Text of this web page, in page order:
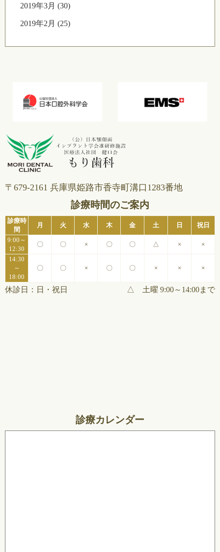
2019年3月 (30)
2019年2月 (25)
〒679-2161 兵庫県姫路市⾹寺町溝⼝1283番地
診療時間のご案内
診療時
間
月 火 水 木 金 土 日
祝日
9:00～
12:30
〇 〇 × 〇 〇 △ ×
×
14:30
～
18:00
〇 〇 × 〇 〇 × × ×
休診日：日・祝日 △ 土曜 9:00～14:00まで
診療カレンダー